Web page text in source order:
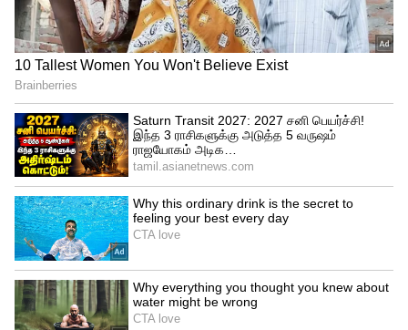
சென்னை கடற்கரையில் இருந்து மே 2-ம்
தேதி மாலை 6 மணிக்கு புறப்படும் ரயில்,
திருவண்ணாமலை ரயில் நிலையத்தை
நள்ளிரவு 12.05 மணிக்கு வந்தடையும்,
பின்னர் திருவண்ணாமலையில் இருந்து
மறுநாள் 3-ம் தேதி அதிகாலை 4 மணிக்கு
புறப்பட்டு சென்னை கடற்கரையை காலை
9.50 மணிக்கு சென்றடையும் என
அறிவிக்கப்பட்டன. ஆனால், ரயில் சேவை
நீட்டிப்பு ஒத்தி வைக்கப்படுவதாக கூறப்பட்டு